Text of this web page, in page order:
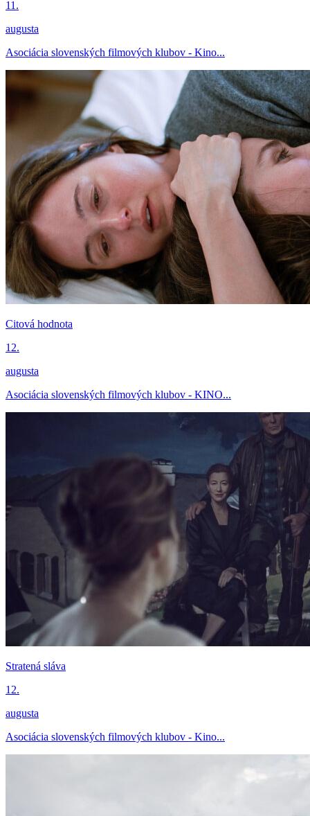
11.
augusta
Asociácia slovenských filmových klubov - Kino...
Citová hodnota
12.
augusta
Asociácia slovenských filmových klubov - KINO...
Stratená sláva
12.
augusta
Asociácia slovenských filmových klubov - Kino...